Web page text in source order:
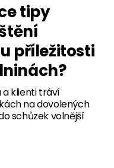
tipy
příležitosti
a klienti tráví
na dovolených
schůzek volnější